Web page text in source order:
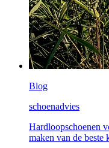
Blog
schoenadvies
Hardloopschoenen
maken van de beste